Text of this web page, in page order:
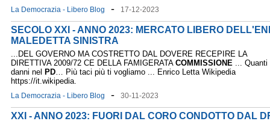
La Democrazia - Libero Blog - 17-12-2023
SECOLO XXI - ANNO 2023: MERCATO LIBERO
MALEDETTA SINISTRA
...DEL GOVERNO MA COSTRETTO DAL DOVERE RECEPIRE LA
DIRETTIVA 2009/72 CE DELLA FAMIGERATA COMMISSIONE ... Quanti
danni nel PD… Più taci più ti vogliamo ... Enrico Letta Wikipedia
https://it.wikipedia.
La Democrazia - Libero Blog - 30-11-2023
XXI - ANNO 2023: FUORI DAL CORO CONDOTTO DAL